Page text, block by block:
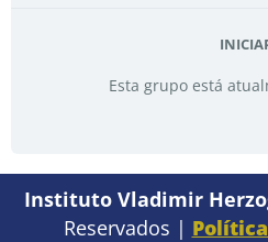
Esta grupo está
Instituto Vladimir
Reservados |